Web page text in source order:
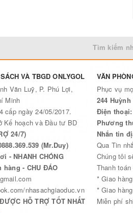
Bài tập
Tìm kiếm
VÀ TBGD ONLYGOL
Văn Luỹ, P. Phú Lợi,
Minh
cấp ngày 24/05/2017.
Kế hoạch và Đầu tư BD
24/7)
(Mr.Duy)
- NHANH CHÓNG
hàng - CHU ĐÁO
nhasachgiaoduc.vn
HỖ TRỢ TỐT NHẤT
VĂN
Phục vụ
244
Điện thoại:
Phương
Nhắn tin
Qua Tin
Chúng tôi
Thanh
* Giao
* Giao
Miễn phí